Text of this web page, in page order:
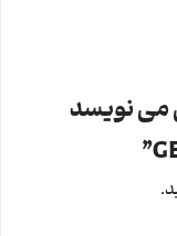
می نویسد